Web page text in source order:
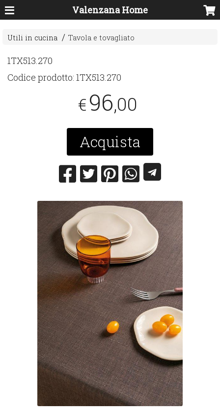
Valenzana Home
Utili in cucina Tavola e tovagliato
1TX513.270
Codice prodotto:1TX513.270
€96,00
Acquista